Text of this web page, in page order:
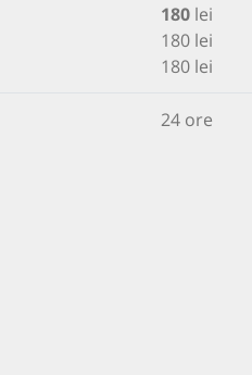
180lei
180 lei
180 lei
24 ore